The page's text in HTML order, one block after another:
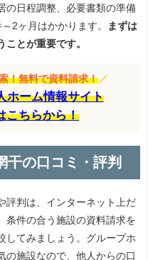
の日程調整、必要書類の準備
2ヶ月はかかります。
まずは
とが重要です。
！無料で資料請求！ ／
ホーム情報サイト
こちらから！
干の口コミ・評判
評判は、インターネット上だ
条件の合う施設の資料請求を
してみましょう。グループホ
の施設なので、他人からの口